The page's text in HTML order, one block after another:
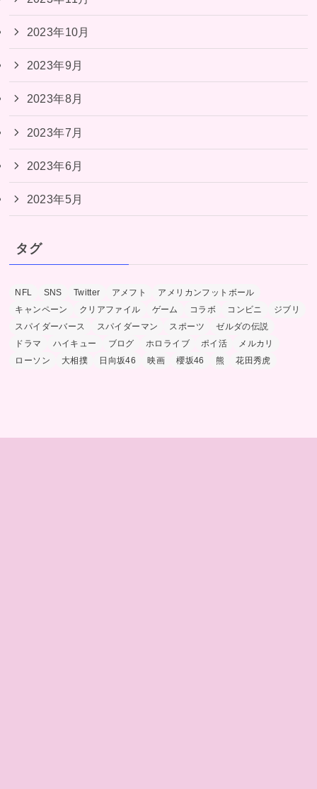
2023年10月
2023年9月
2023年8月
2023年7月
2023年6月
2023年5月
タグ
NFL SNS Twitter アメフト
アメリカンフットボール
キャンペーン
クリアファイル ゲーム コラボ コンビニ
ジブリ
スパイダーバース
スパイダーマン スポーツ
ゼルダの伝説
ドラマ
ハイキュー ブログ ホロライブ ポイ活
メルカリ
ローソン
大相撲 日向坂46 映画 櫻坂46 熊 花田秀虎